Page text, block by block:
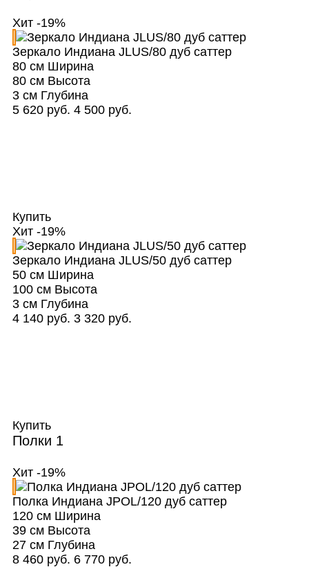
Хит -19%
Зеркало Индиана JLUS/80 дуб саттер
80 смШирина
80 смВысота
3 смГлубина
5 620 руб. 4 500 руб.
Купить
Хит -19%
Зеркало Индиана JLUS/50 дуб саттер
50 смШирина
100 смВысота
3 смГлубина
4 140 руб. 3 320 руб.
Купить
Полки 1
Хит -19%
Полка Индиана JPOL/120 дуб саттер
120 смШирина
39 смВысота
27 смГлубина
8 460 руб. 6 770 руб.